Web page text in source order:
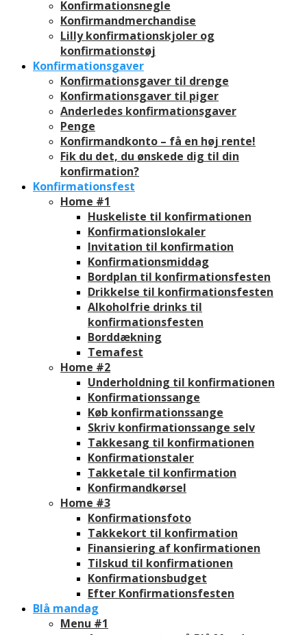
Konfirmationsnegle
Konfirmandmerchandise
Lilly konfirmationskjoler og
konfirmationstøj
Konfirmationsgaver
Konfirmationsgaver til drenge
Konfirmationsgaver til piger
Anderledes konfirmationsgaver
Penge
Konfirmandkonto – få en høj rente!
Fik du det, du ønskede dig til din
konfirmation?
Konfirmationsfest
Home #1
Huskeliste til konfirmationen
Konfirmationslokaler
Invitation til konfirmation
Konfirmationsmiddag
Bordplan til konfirmationsfesten
Drikkelse til konfirmationsfesten
Alkoholfrie drinks til
konfirmationsfesten
Borddækning
Temafest
Home #2
Underholdning til konfirmationen
Konfirmationssange
Køb konfirmationssange
Skriv konfirmationssange selv
Takkesang til konfirmationen
Konfirmationstaler
Takketale til konfirmation
Konfirmandkørsel
Home #3
Konfirmationsfoto
Takkekort til konfirmation
Finansiering af konfirmationen
Tilskud til konfirmationen
Konfirmationsbudget
Efter Konfirmationsfesten
Blå mandag
Menu #1